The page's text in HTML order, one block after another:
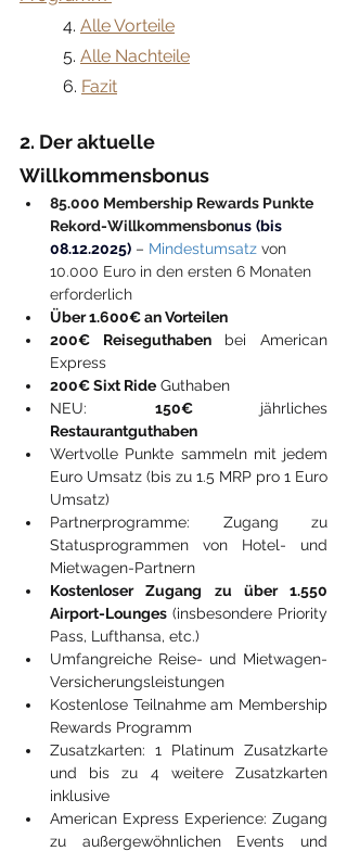
	4.
Alle Vorteile
	5.
Alle Nachteile
	6.
Fazit
2. Der aktuelle
Willkommensbonus
85.000 Membership Rewards Punkte
Rekord-Willkommensbonus (bis
08.12.2025) – Mindestumsatz von
10.000 Euro in den ersten 6 Monaten
erforderlich
Über 1.600€ an Vorteilen
200€ Reiseguthaben bei American
Express
200€ Sixt Ride Guthaben
NEU: 150€
Restaurantguthaben
Wertvolle Punkte sammeln mit jedem
Euro Umsatz (bis zu 1.5 MRP pro 1 Euro
Umsatz)
Partnerprogramme: Zugang zu
Statusprogrammen von Hotel- und
Mietwagen-Partnern
Kostenloser Zugang zu über 1.550
Airport-Lounges (insbesondere Priority
Pass, Lufthansa, etc.)
Umfangreiche Reise- und Mietwagen-
Versicherungsleistungen
Kostenlose Teilnahme am Membership
Rewards Programm
Zusatzkarten: 1 Platinum Zusatzkarte
und bis zu 4 weitere Zusatzkarten
inklusive
American Express Experience: Zugang
zu außergewöhnlichen Events und